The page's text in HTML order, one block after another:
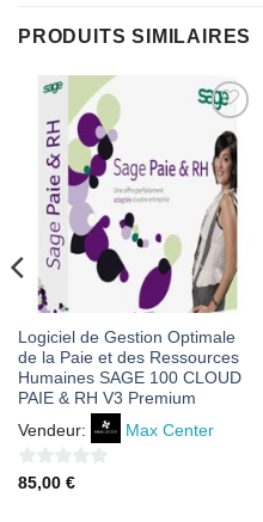
PRODUITS SIMILAIRES
AJOUTER
À MES
FAVORIS
Logiciel de Gestion Optimale
de la Paie et des Ressources
Humaines SAGE 100 CLOUD
PAIE & RH V3 Premium
Vendeur:
Max Center
0
85,00 €